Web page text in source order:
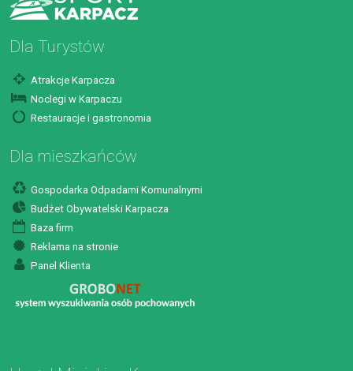
Dla Turystów
Atrakcje Karpacza
Noclegi w Karpaczu
Restauracje i gastronomia
Dla mieszkańców
Gospodarka Odpadami Komunalnymi
Budżet Obywatelski Karpacza
Baza firm
Reklama na stronie
Panel Klienta